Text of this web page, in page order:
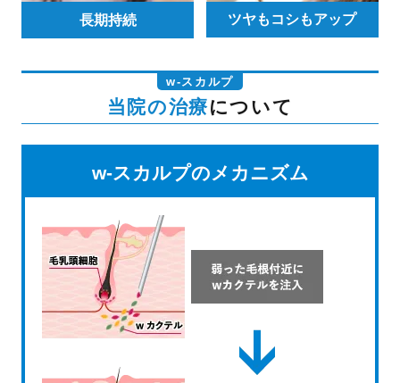
長期持続 ツヤもコシもアップ
w-スカルプ
当院の治療について
w-スカルプのメカニズム